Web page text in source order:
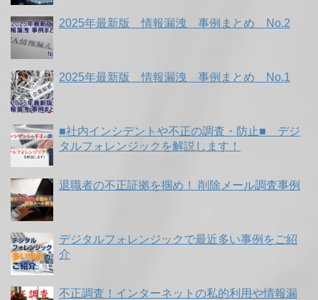
2025年最新版 情報漏洩 事例まとめ No.2
2025年最新版 情報漏洩 事例まとめ No.1
■社内インシデントや不正の調査・防止■ デジ
タルフォレンジックを解説します！
退職者の不正証拠を掴め！ 削除メール調査事例
デジタルフォレンジックで最近多い事例をご紹
介
不正調査！インターネットの私的利用や情報漏